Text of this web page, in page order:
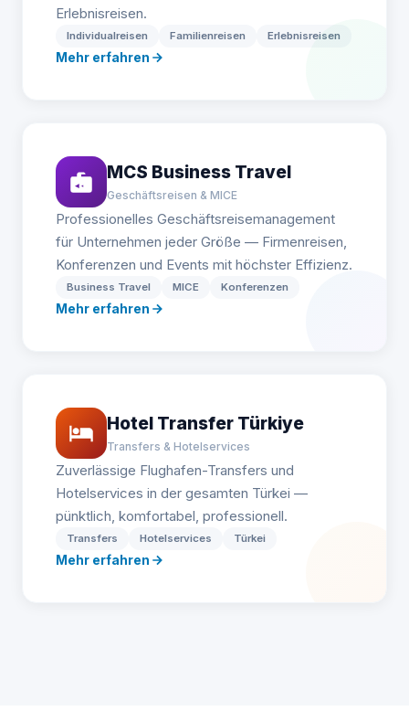
Erlebnisreisen.
Individualreisen Familienreisen Erlebnisreisen
Mehr erfahren
MCS Business Travel
Geschäftsreisen & MICE
Professionelles Geschäftsreisemanagement
für Unternehmen jeder Größe — Firmenreisen,
Konferenzen und Events mit höchster Effizienz.
Business Travel MICE Konferenzen
Mehr erfahren
Hotel Transfer Türkiye
Transfers & Hotelservices
Zuverlässige Flughafen-Transfers und
Hotelservices in der gesamten Türkei —
pünktlich, komfortabel, professionell.
Transfers Hotelservices Türkei
Mehr erfahren